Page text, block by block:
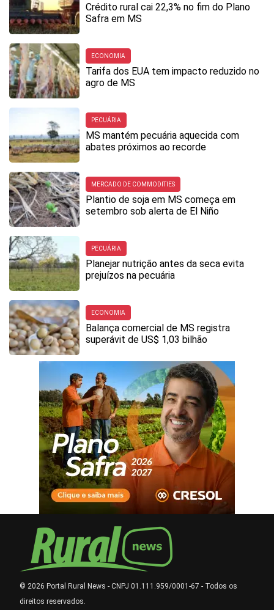
Crédito rural cai 22,3% no fim do Plano
Safra em MS
ECONOMIA
Tarifa dos EUA tem impacto reduzido no
agro de MS
PECUÁRIA
MS mantém pecuária aquecida com
abates próximos ao recorde
MERCADO DE COMMODITIES
Plantio de soja em MS começa em
setembro sob alerta de El Niño
PECUÁRIA
Planejar nutrição antes da seca evita
prejuízos na pecuária
ECONOMIA
Balança comercial de MS registra
superávit de US$ 1,03 bilhão
© 2026 Portal Rural News - CNPJ 01.111.959/0001-67 - Todos os
direitos reservados.